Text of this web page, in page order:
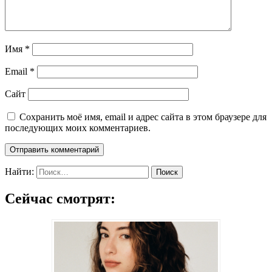
Имя *
Email *
Сайт
Сохранить моё имя, email и адрес сайта в этом браузере для
последующих моих комментариев.
Найти:
Сейчас смотрят: